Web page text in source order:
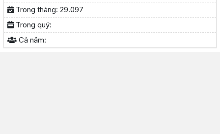
Trong tháng: 29.097
Trong quý:
Cả năm: